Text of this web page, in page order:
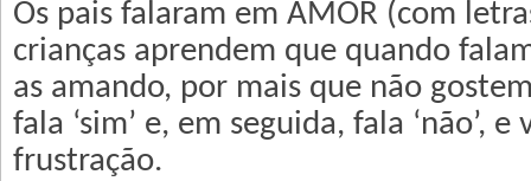
Os pais falaram em AMOR (com
crianças aprendem que quando
as amando, por mais que não
fala ‘sim’ e, em seguida, fala ‘não’,
frustração.